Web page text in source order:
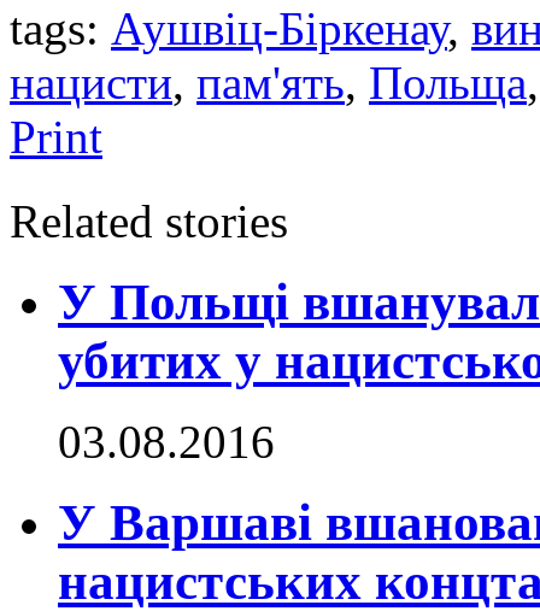
tags: Аушвіц-Біркенау,
нацисти, пам'ять, Польща
Print
Related stories
У Польщі
убитих у
03.08.2016
У Варшаві
нацистських